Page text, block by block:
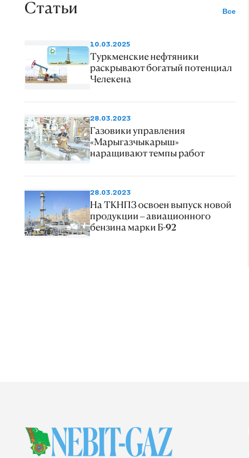
газовой сети.
Статьи Все
10.03.2025
Туркменские нефтяники
раскрывают богатый потенциал
Челекена
28.03.2023
Газовики управления
«Марыгазчыкарыш»
наращивают темпы работ
28.03.2023
На ТКНПЗ освоен выпуск новой
продукции – авиационного
бензина марки Б-92